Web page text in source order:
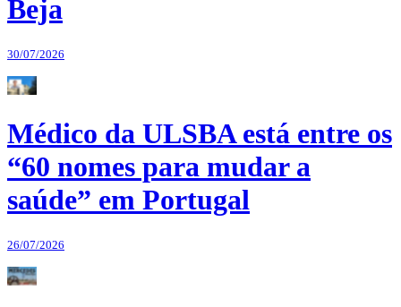
Beja
30/07/2026
Médico da ULSBA está entre os
“60 nomes para mudar a
saúde” em Portugal
26/07/2026